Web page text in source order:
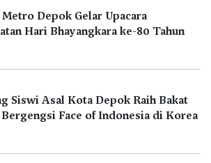
Depok Gelar Upacara
Hari Bhayangkara ke-80 Tahun
Siswi Asal Kota Depok Raih Bakat
Face of Indonesia di Korea